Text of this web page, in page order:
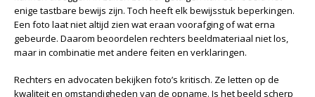
enige tastbare bewijs zijn. Toch heeft elk bewijsstuk beperkingen.
Een foto laat niet altijd zien wat eraan voorafging of wat erna
gebeurde. Daarom beoordelen rechters beeldmateriaal niet los,
maar in combinatie met andere feiten en verklaringen.
Rechters en advocaten bekijken foto’s kritisch. Ze letten op de
kwaliteit en omstandigheden van de opname. Is het beeld scherp